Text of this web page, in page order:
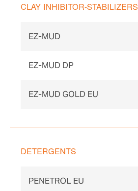
CLAY INHIBITOR-STABILIZERS
EZ-MUD
EZ-MUD DP
EZ-MUD GOLD EU
DETERGENTS
PENETROL EU